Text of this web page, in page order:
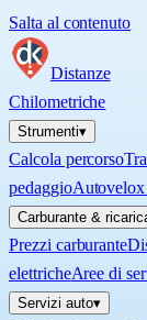
Salta al contenuto
Distanze
Chilometriche
Strumenti▾
Calcola percorso
pedaggioAutovelox
Carburante &
Prezzi carburante
elettricheAree di
Servizi auto▾